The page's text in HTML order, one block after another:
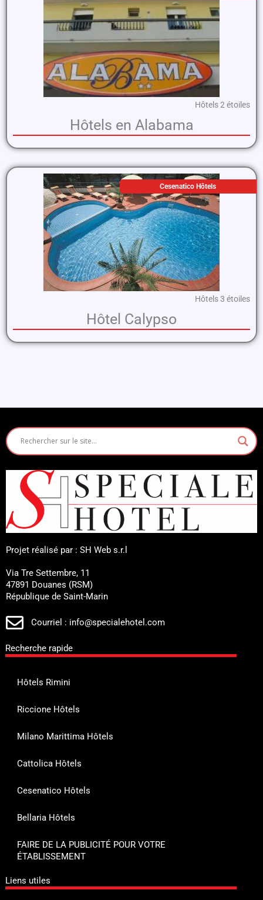
Hôtels 2 étoiles
Hôtels en Alabama
Cesenatico Hôtels
Hôtels 3 étoiles
Hôtel Calypso
Projet réalisé par : SH Web s.r.l
Via Tre Settembre, 11
47891 Douanes (RSM)
République de Saint-Marin
Courriel : info@specialehotel.com
Recherche rapide
Hôtels Rimini
Riccione Hôtels
Milano Marittima Hôtels
Cattolica Hôtels
Cesenatico Hôtels
Bellaria Hôtels
FAIRE DE LA PUBLICITÉ POUR VOTRE
ÉTABLISSEMENT
Liens utiles